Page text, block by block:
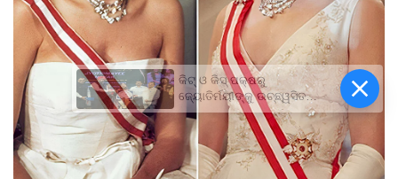
କିଟ୍‍ ଓ କିସ୍‍ ପକ୍ଷରୁ
ଜ୍ୟୋତିର୍ମୟୀଙ୍କୁ ଉଚ୍ଛ୍ୱସିତ
ସମ୍ବର୍ଦ୍ଧନା; ୫ଲକ୍ଷ ଟଙ୍କାର
ପ୍ରୋତ୍ସାହନ ରାଶି ପ୍ରଦାନ